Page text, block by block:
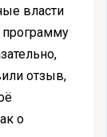
власти
отзыв,
о